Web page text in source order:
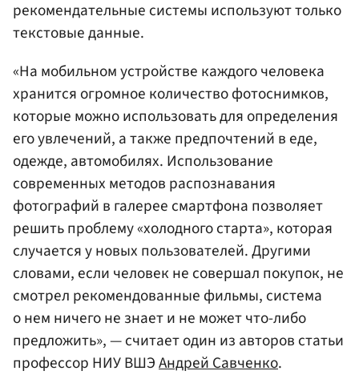
рекомендательные системы используют только
текстовые данные.
«На мобильном устройстве каждого человека
хранится огромное количество фотоснимков,
которые можно использовать для определения
его увлечений, а также предпочтений в еде,
одежде, автомобилях. Использование
современных методов распознавания
фотографий в галерее смартфона позволяет
решить проблему «холодного старта», которая
случается у новых пользователей. Другими
словами, если человек не совершал покупок, не
смотрел рекомендованные фильмы, система
о нем ничего не знает и не может что-либо
предложить», — считает один из авторов статьи
профессор НИУ ВШЭАндрей Савченко.